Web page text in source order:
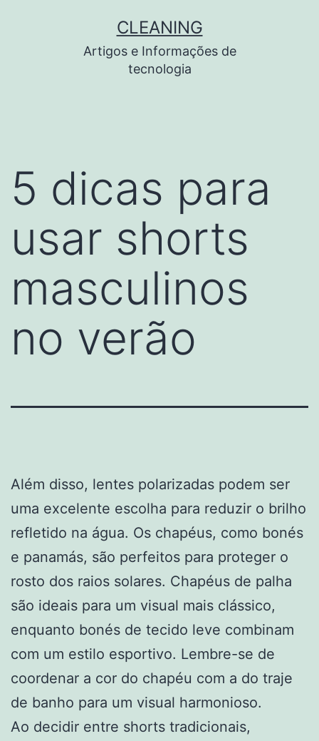
CLEANING
Artigos e Informações de
tecnologia
5 dicas para
usar shorts
masculinos
no verão
Além disso, lentes polarizadas podem ser
uma excelente escolha para reduzir o brilho
refletido na água. Os chapéus, como bonés
e panamás, são perfeitos para proteger o
rosto dos raios solares. Chapéus de palha
são ideais para um visual mais clássico,
enquanto bonés de tecido leve combinam
com um estilo esportivo. Lembre-se de
coordenar a cor do chapéu com a do traje
de banho para um visual harmonioso.
Ao decidir entre shorts tradicionais,